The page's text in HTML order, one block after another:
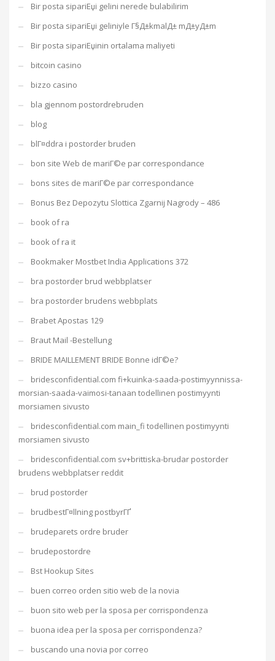
Bir posta sipariЕџi gelini nerede bulabilirim
Bir posta sipariЕџi geliniyle Г§Д±kmalД± mД±yД±m
Bir posta sipariЕџinin ortalama maliyeti
bitcoin casino
bizzo casino
bla gjennom postordrebruden
blog
blГ¤ddra i postorder bruden
bon site Web de mariГ©e par correspondance
bons sites de mariГ©e par correspondance
Bonus Bez Depozytu Slottica Zgarnij Nagrody – 486
book of ra
book of ra it
Bookmaker Mostbet India Applications 372
bra postorder brud webbplatser
bra postorder brudens webbplats
Brabet Apostas 129
Braut Mail -Bestellung
BRIDE MAILLEMENT BRIDE Bonne idГ©e?
bridesconfidential.com fi+kuinka-saada-postimyynnissa-
morsian-saada-vaimosi-tanaan todellinen postimyynti
morsiamen sivusto
bridesconfidential.com main_fi todellinen postimyynti
morsiamen sivusto
bridesconfidential.com sv+brittiska-brudar postorder
brudens webbplatser reddit
brud postorder
brudbestГ¤llning postbyrГҐ
brudeparets ordre bruder
brudepostordre
Bst Hookup Sites
buen correo orden sitio web de la novia
buon sito web per la sposa per corrispondenza
buona idea per la sposa per corrispondenza?
buscando una novia por correo